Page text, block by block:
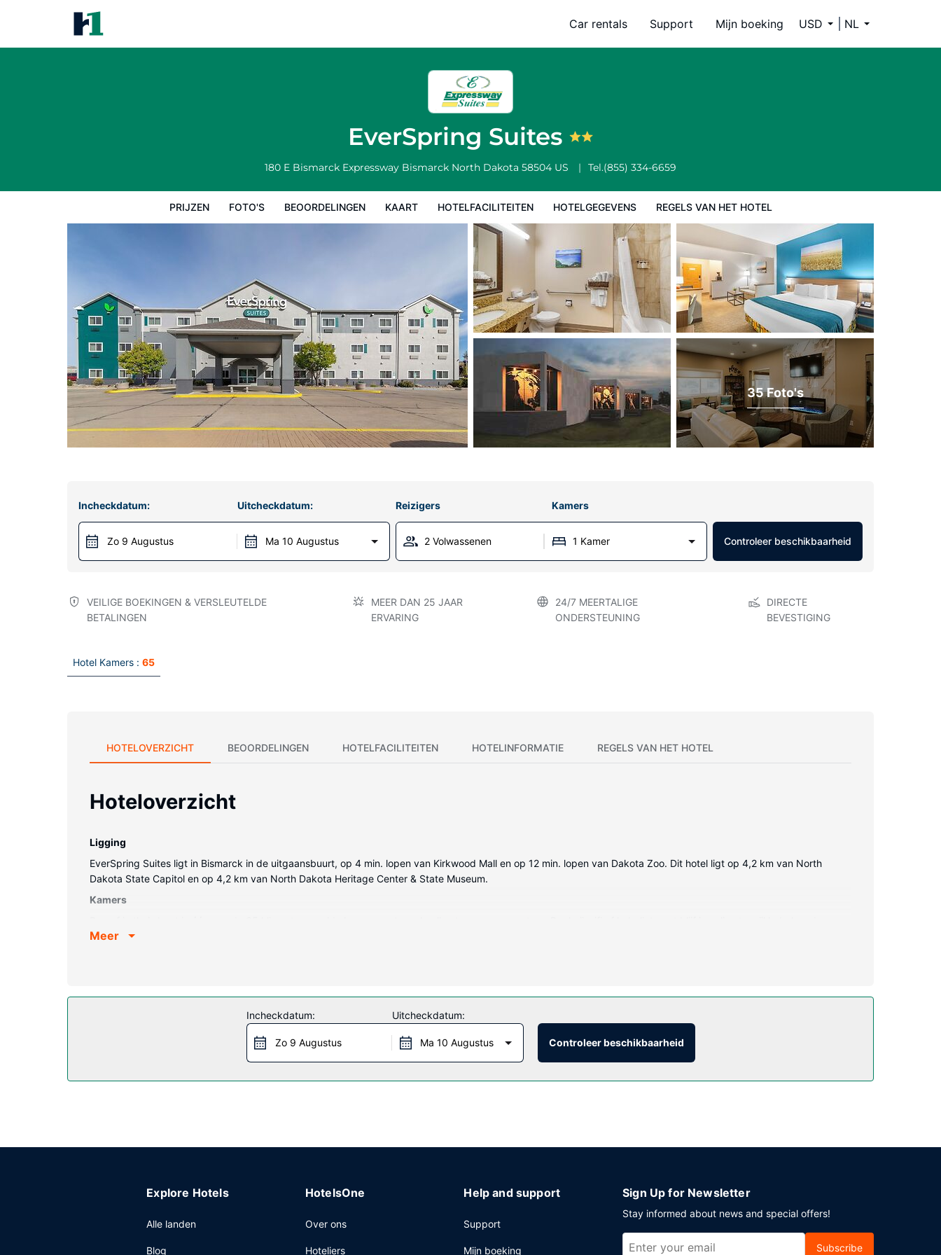
Car rentals Support Mijn boeking USD NL
EverSpring Suites
180 E Bismarck Expressway Bismarck North Dakota 58504 US Tel.(855) 334-6659
PRIJZEN FOTO'S BEOORDELINGEN KAART HOTELFACILITEITEN HOTELGEGEVENS REGELS VAN HET HOTEL
Regels van het hotel
35 Foto's
Incheckdatum:
Zo 9 Augustus
Uitcheckdatum:
Ma 10 Augustus
Reizigers Kamers
2 Volwassenen 1 Kamer Controleer beschikbaarheid
VEILIGE BOEKINGEN & VERSLEUTELDE
BETALINGEN
MEER DAN 25 JAAR
ERVARING
24/7 MEERTALIGE
ONDERSTEUNING
DIRECTE
BEVESTIGING
Hotel Kamers : 65
HOTELOVERZICHT BEOORDELINGEN HOTELFACILITEITEN HOTELINFORMATIE REGELS VAN HET HOTEL
Hoteloverzicht
Ligging
EverSpring Suites ligt in Bismarck in de uitgaansbuurt, op 4 min. lopen van Kirkwood Mall en op 12 min. lopen van Dakota Zoo. Dit hotel ligt op 4,2 km van North
Dakota State Capitol en op 4,2 km van North Dakota Heritage Center & State Museum.
Kamers
voor het kijkplezier zorgen. Badkamers hebben een bad/douchecombinatie en haardrogers. Voorzieningen zijn bijvoorbeeld een bureau, een
open haard in de lobby en een picknickplaats.
Maak op bepaalde dagen kennis met andere gasten tijdens een gratis receptie. Bestel je favoriete drankje in een bar/lounge. Dagelijks kun je van 06.00 uur tot 09.30
uur genieten van een gratis ontbijt voor onderweg.
Meer
Incheckdatum:
Zo 9 Augustus
Uitcheckdatum:
Ma 10 Augustus Controleer beschikbaarheid
Explore Hotels
Alle landen
Blog
HotelsOne
Over ons
Hoteliers
Help and support
Support
Mijn boeking
Sign Up for Newsletter
Stay informed about news and special offers!
Subscribe